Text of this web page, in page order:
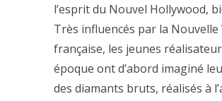
l’esprit du Nouvel Hollywood,
Très influencés par la Nouvelle
française, les jeunes
époque ont d’abord imaginé
des diamants bruts, réalisés à